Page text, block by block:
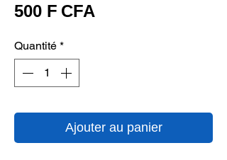
500 F CFA
Quantité *
Ajouter au panier